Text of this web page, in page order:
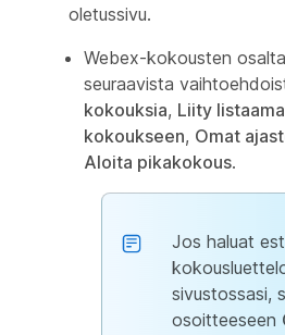
oletussivu.
Webex-kokousten
seuraavista
kokouksia, Liity
kokoukseen, Omat
Aloita pikakokous.
Jos haluat
sivustossasi,
osoitteeseen